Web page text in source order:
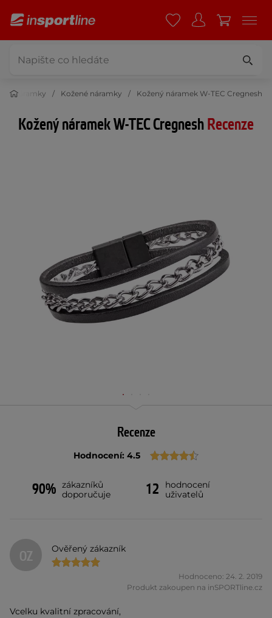
Náramky Kožené náramky Kožený náramek W-TEC Cregnesh
Kožený náramek W-TEC CregneshRecenze
Recenze
Hodnocení: 4.5
90% zákazníků
doporučuje
12
hodnocení
uživatelů
OZ Ověřený zákazník
Hodnoceno: 24. 2. 2019
Produkt zakoupen na inSPORTline.cz
Vcelku kvalitní zpracování,